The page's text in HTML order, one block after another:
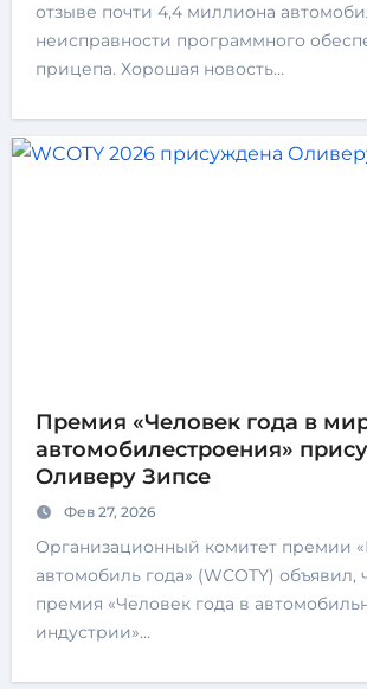
отзыве почти 4,4 миллиона
неисправности программного
прицепа. Хорошая новость…
Премия «Человек года в
автомобилестроения»
Оливеру Зипсе
Фев 27, 2026
Организационный комитет премии «Всемирный
автомобиль года» (WCOTY) объявил,
премия «Человек года в
индустрии»…